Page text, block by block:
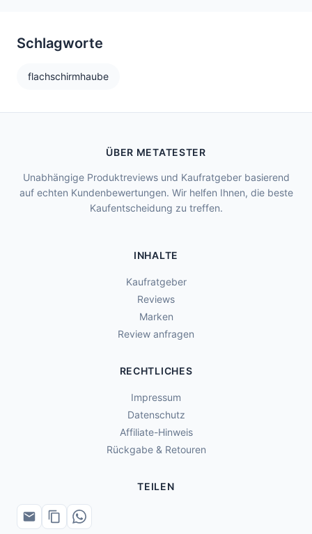
Schlagworte
flachschirmhaube
ÜBER METATESTER
Unabhängige Produktreviews und Kaufratgeber basierend
auf echten Kundenbewertungen. Wir helfen Ihnen, die beste
Kaufentscheidung zu treffen.
INHALTE
Kaufratgeber
Reviews
Marken
Review anfragen
RECHTLICHES
Impressum
Datenschutz
Affiliate-Hinweis
Rückgabe & Retouren
TEILEN